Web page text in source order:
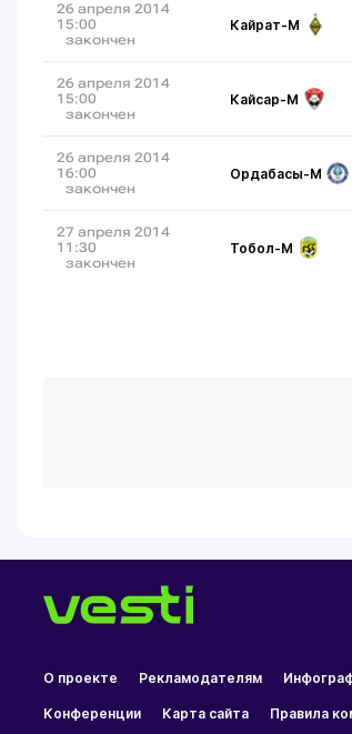
26 апреля 2014
15:00
закончен
Кайрат-М
26 апреля 2014
15:00
закончен
Кайсар-М
26 апреля 2014
16:00
закончен
Ордабасы-М
27 апреля 2014
11:30
закончен
Тобол-М
О проекте Рекламодателям
Конференции Карта сайта Правила